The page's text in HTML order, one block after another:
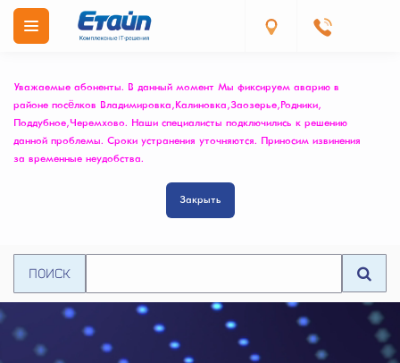
Уважаемые абоненты. В данный момент Мы фиксируем аварию в
районе посёлков Владимировка, Калиновка, Заозерье, Родники,
Поддубное, Черемхово. Наши специалисты подключились к решению
данной проблемы. Сроки устранения уточняются. Приносим извинения
за временные неудобства.
Закрыть
ПОИСК